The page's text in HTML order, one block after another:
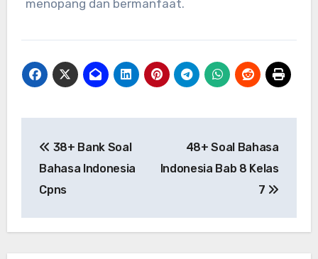
menopang dan bermanfaat.
navigation
38+ Bank Soal
Bahasa Indonesia
Cpns
48+ Soal Bahasa
Indonesia Bab 8 Kelas
7